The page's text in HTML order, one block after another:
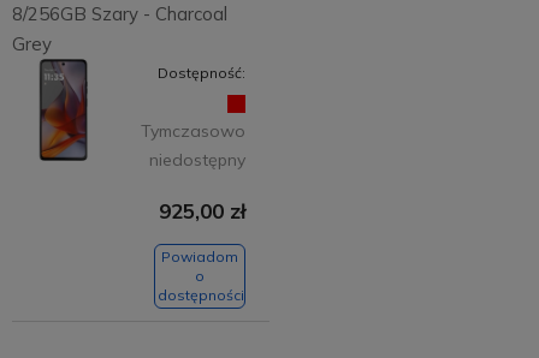
8/256GB Szary - Charcoal
Grey
Dostępność:
Tymczasowo
niedostępny
925,00 zł
Powiadom
o
dostępności